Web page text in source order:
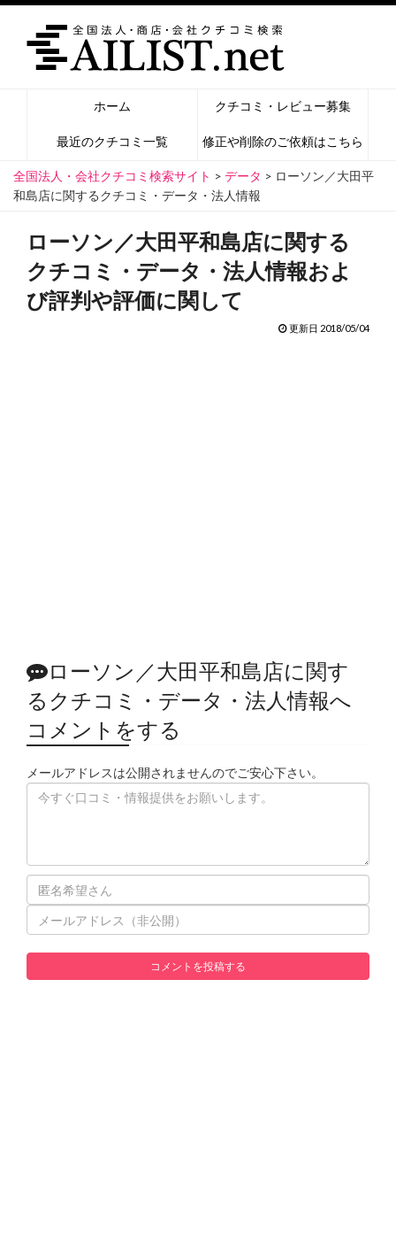
ホーム クチコミ・レビュー募集
最近のクチコミ一覧 修正や削除のご依頼はこちら
全国法人・会社クチコミ検索サイト > データ > ローソン／大田平
和島店に関するクチコミ・データ・法人情報
ローソン／大田平和島店に関する
クチコミ・データ・法人情報およ
び評判や評価に関して
更新日 2018/05/04
ローソン／大田平和島店に関す
るクチコミ・データ・法人情報へ
コメントをする
メールアドレスは公開されませんのでご安心下さい。